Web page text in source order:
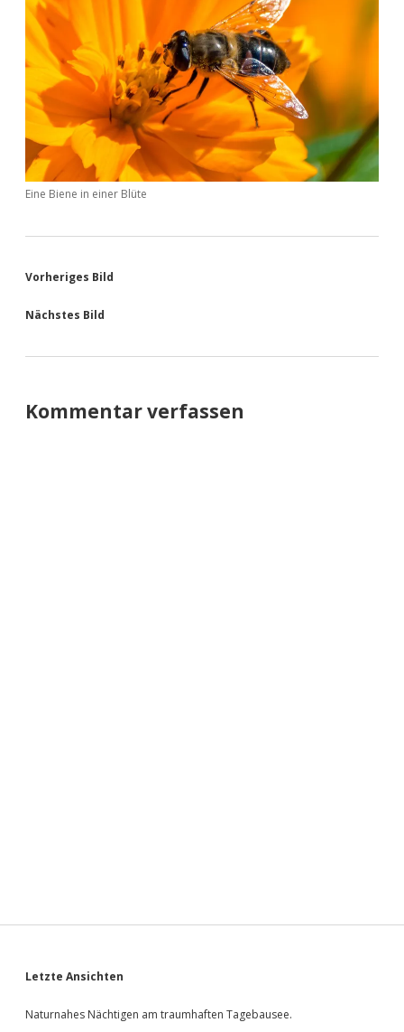
Eine Biene in einer Blüte
Vorheriges Bild
Nächstes Bild
Kommentar verfassen
Sidebar
Letzte Ansichten
Naturnahes Nächtigen am traumhaften Tagebausee.